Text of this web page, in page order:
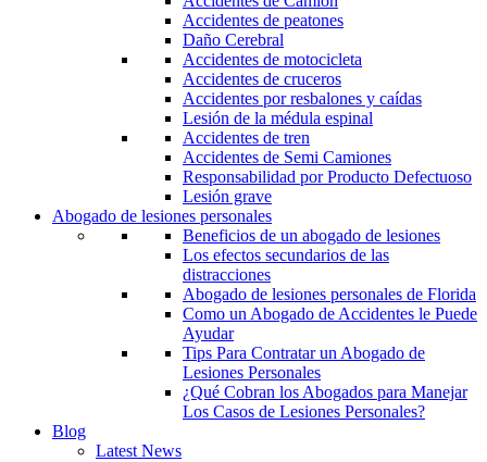
Accidentes de peatones
Daño Cerebral
Accidentes de motocicleta
Accidentes de cruceros
Accidentes por resbalones y caídas
Lesión de la médula espinal
Accidentes de tren
Accidentes de Semi Camiones
Responsabilidad por Producto Defectuoso
Lesión grave
Abogado de lesiones personales
Beneficios de un abogado de lesiones
Los efectos secundarios de las
distracciones
Abogado de lesiones personales de Florida
Como un Abogado de Accidentes le Puede
Ayudar
Tips Para Contratar un Abogado de
Lesiones Personales
¿Qué Cobran los Abogados para Manejar
Los Casos de Lesiones Personales?
Blog
Latest News